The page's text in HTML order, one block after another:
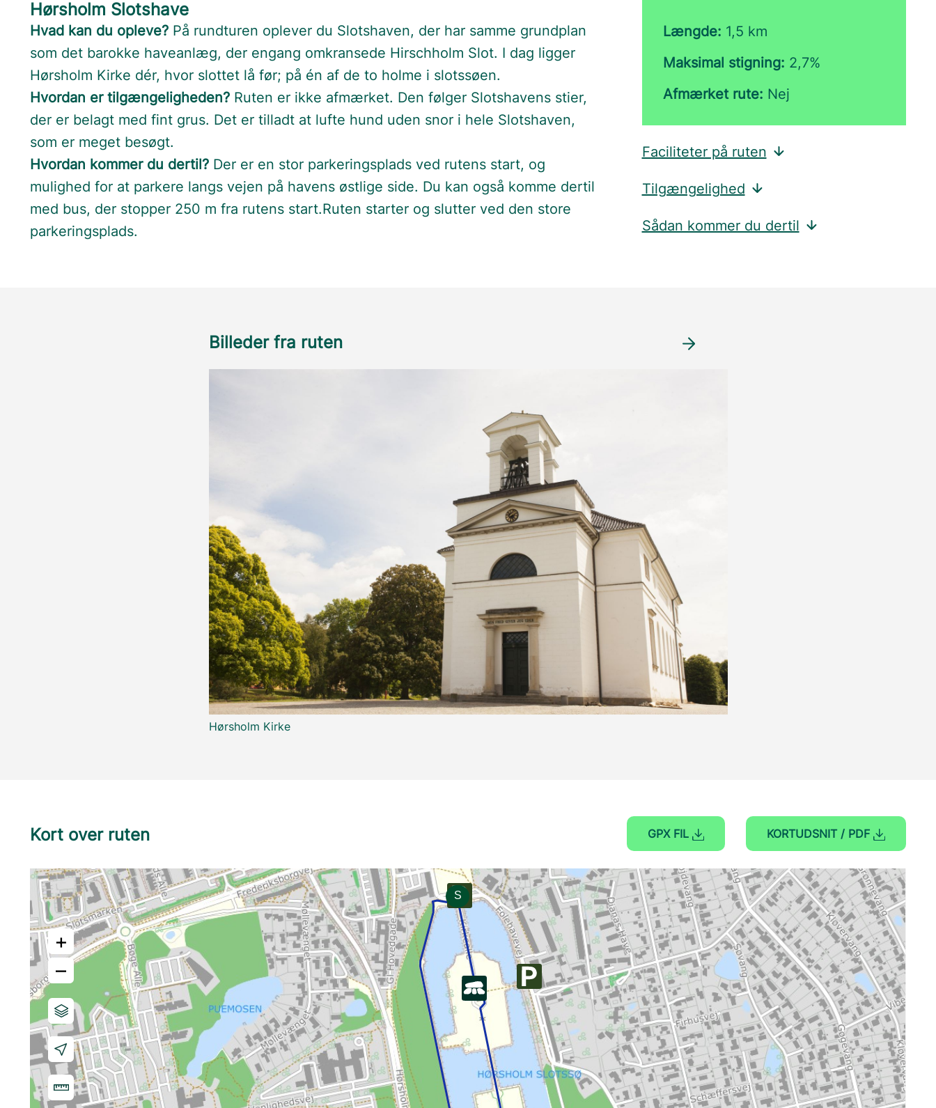
Hørsholm Slotshave
Hvad kan du opleve? På rundturen oplever du Slotshaven, der har samme grundplan
som det barokke haveanlæg, der engang omkransede Hirschholm Slot. I dag ligger
Hørsholm Kirke dér, hvor slottet lå før; på én af de to holme i slotssøen.
Hvordan er tilgængeligheden? Ruten er ikke afmærket. Den følger Slotshavens stier,
der er belagt med fint grus. Det er tilladt at lufte hund uden snor i hele Slotshaven,
som er meget besøgt.
Hvordan kommer du dertil? Der er en stor parkeringsplads ved rutens start, og
mulighed for at parkere langs vejen på havens østlige side. Du kan også komme dertil
med bus, der stopper 250 m fra rutens start.Ruten starter og slutter ved den store
parkeringsplads.
Længde: 1,5 km
Maksimal stigning: 2,7%
Afmærket rute: Nej
Faciliteter på ruten
Tilgængelighed
Sådan kommer du dertil
Billeder fra ruten
Hørsholm Kirke
Kort over ruten GPX FIL KORTUDSNIT / PDF
+
–